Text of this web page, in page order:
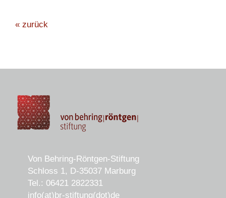
« zurück
Von Behring-Röntgen-Stiftung
Schloss 1, D-35037 Marburg
Tel.: 06421 2822331
info(at)br-stiftung(dot)de